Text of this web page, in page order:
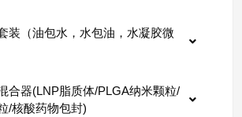
装（油包水，水包油，水凝胶微
合器(LNP脂质体/PLGA纳米颗粒/
/核酸药物包封)